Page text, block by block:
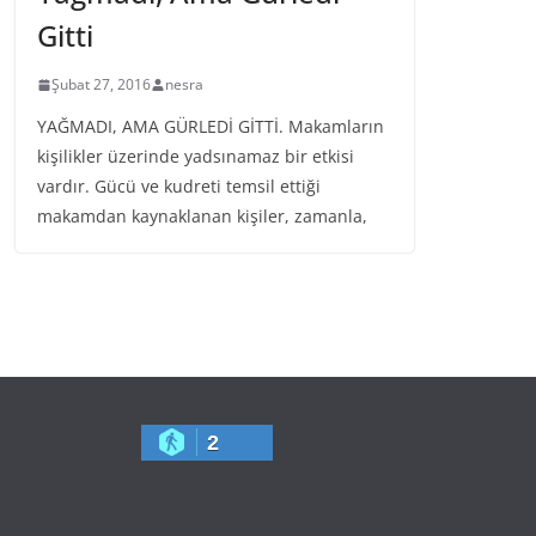
Gitti
Şubat 27, 2016 nesra
YAĞMADI, AMA GÜRLEDİ GİTTİ. Makamların
kişilikler üzerinde yadsınamaz bir etkisi
vardır. Gücü ve kudreti temsil ettiği
makamdan kaynaklanan kişiler, zamanla,
2